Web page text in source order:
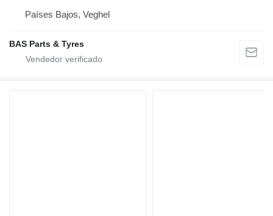
Países Bajos, Veghel
BAS Parts & Tyres